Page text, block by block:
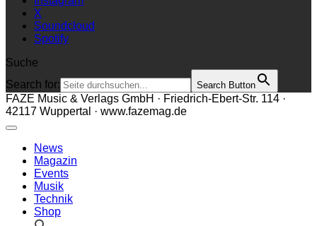
X
Soundcloud
Spotify
Suche
Search for:
Search Button
FAZE Music & Verlags GmbH · Friedrich-Ebert-Str. 114 ·
42117 Wuppertal · www.fazemag.de
News
Magazin
Events
Musik
Technik
Shop